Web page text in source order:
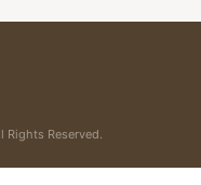
Rights Reserved.